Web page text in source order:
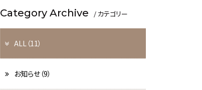
Category Archive / カテゴリー
ALL（11）
お知らせ（9）